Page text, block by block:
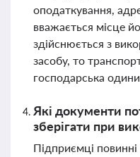
оподаткування,
вважається місце
здійснюється з
засобу, то
господарська
Які документи
зберігати при
Підприємці